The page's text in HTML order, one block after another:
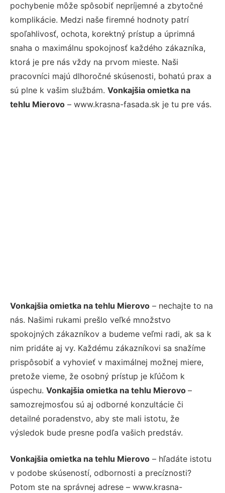
pochybenie môže spôsobiť nepríjemné a zbytočné
komplikácie. Medzi naše firemné hodnoty patrí
spoľahlivosť, ochota, korektný prístup a úprimná
snaha o maximálnu spokojnosť každého zákazníka,
ktorá je pre nás vždy na prvom mieste. Naši
pracovníci majú dlhoročné skúsenosti, bohatú prax a
sú plne k vašim službám. Vonkajšia omietka na
tehlu Mierovo – www.krasna-fasada.sk je tu pre vás.
Vonkajšia omietka na tehlu Mierovo – nechajte to na
nás. Našimi rukami prešlo veľké množstvo
spokojných zákazníkov a budeme veľmi radi, ak sa k
nim pridáte aj vy. Každému zákazníkovi sa snažíme
prispôsobiť a vyhovieť v maximálnej možnej miere,
pretože vieme, že osobný prístup je kľúčom k
úspechu. Vonkajšia omietka na tehlu Mierovo –
samozrejmosťou sú aj odborné konzultácie či
detailné poradenstvo, aby ste mali istotu, že
výsledok bude presne podľa vašich predstáv.
Vonkajšia omietka na tehlu Mierovo – hľadáte istotu
v podobe skúseností, odbornosti a precíznosti?
Potom ste na správnej adrese – www.krasna-